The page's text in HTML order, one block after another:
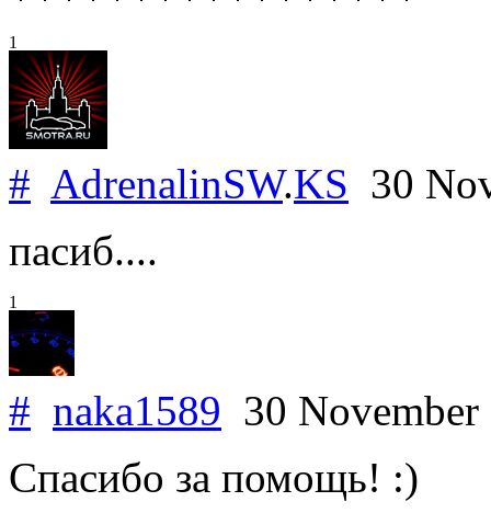
1
# AdrenalinSW.KS 30
пасиб....
1
# naka1589 30
Спасибо за помощь! :)